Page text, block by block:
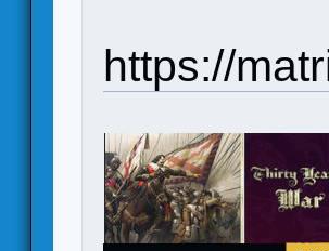
https://